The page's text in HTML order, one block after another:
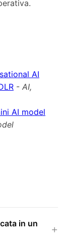
AI
- AI,
AI model
in un